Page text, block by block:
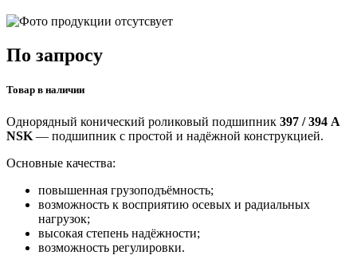
По запросу
Товар в наличии
Однорядный конический роликовый подшипник 397 / 394 A
NSK — подшипник с простой и надёжной конструкцией.
Основные качества:
повышенная грузоподъёмность;
возможность к восприятию осевых и радиальных
нагрузок;
высокая степень надёжности;
возможность регулировки.